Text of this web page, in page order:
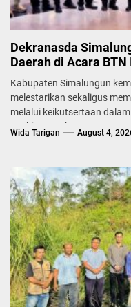
Dekranasda
Daerah di Acara
Kabupaten Simalungun
melestarikan sekaligus
melalui keikutsertaan
Fashion Week...
Wida Tarigan August 4,